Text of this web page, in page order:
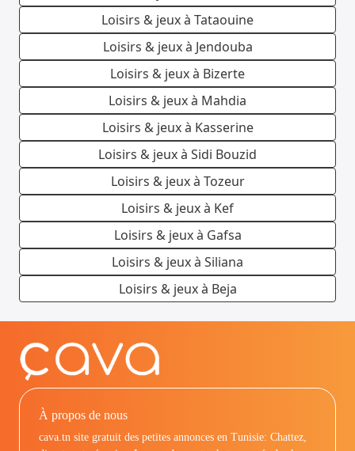
Loisirs & jeux à Tataouine
Loisirs & jeux à Jendouba
Loisirs & jeux à Bizerte
Loisirs & jeux à Mahdia
Loisirs & jeux à Kasserine
Loisirs & jeux à Sidi Bouzid
Loisirs & jeux à Tozeur
Loisirs & jeux à Kef
Loisirs & jeux à Gafsa
Loisirs & jeux à Siliana
Loisirs & jeux à Beja
À propos de nous
cava.tn site gratuit des petites annonces en Tunisie: Chattez,